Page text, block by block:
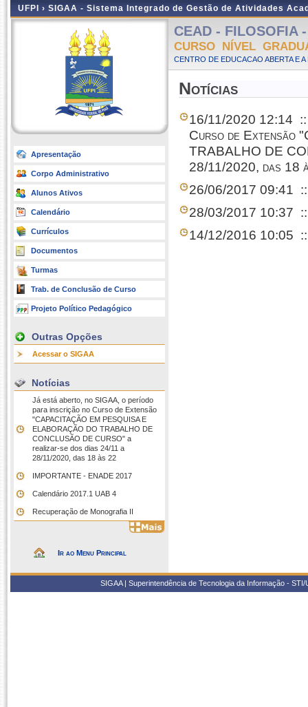
UFPI › SIGAA - Sistema Integrado de Gestão de Atividades
Apresentação
Corpo Administrativo
Alunos Ativos
Calendário
Currículos
Documentos
Turmas
Trab. de Conclusão de Curso
Projeto Político Pedagógico
Outras Opções
Acessar o SIGAA
Notícias
Já está aberto, no SIGAA, o período
para inscrição no Curso de Extensão
"CAPACITAÇÃO EM PESQUISA E
ELABORAÇÃO DO TRABALHO DE
CONCLUSÃO DE CURSO" a
realizar-se dos dias 24/11 a
28/11/2020, das 18 às 22
IMPORTANTE - ENADE 2017
Calendário 2017.1 UAB 4
Recuperação de Monografia II
Ir ao Menu Principal
CEAD - FILOSOFIA
CURSO NÍVEL
CENTRO DE EDUCACAO ABERTA E
Notícias
16/11/2020 12:14
Curso de Extensão
TRABALHO DE
28/11/2020, das 18
26/06/2017 09:41
28/03/2017 10:37
14/12/2016 10:05
SIGAA | Superintendência de Tecnologia da Informação -